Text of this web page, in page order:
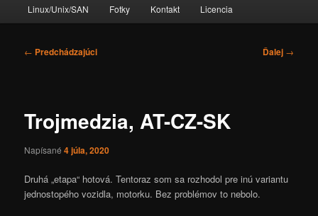
Linux/Unix/SAN Fotky Kontakt Licencia
Navigácia
← Predchádzajúci Ďalej →
Trojmedzia, AT-CZ-SK
Napísané4 júla, 2020
Druhá „etapa“ hotová. Tentoraz som sa rozhodol pre inú variantu
jednostopého vozidla, motorku. Bez problémov to nebolo.